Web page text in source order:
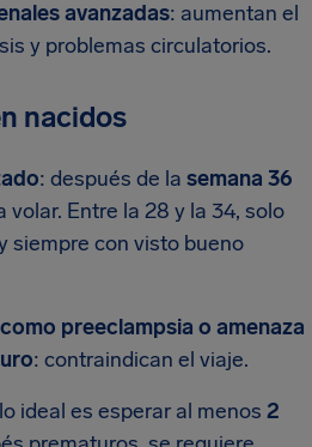
avanzadas: aumentan el
y problemas circulatorios.
nacidos
: después de la semana 36
volar. Entre la 28 y la 34, solo
siempre con visto bueno
preeclampsia o amenaza
: contraindican el viaje.
ideal es esperar al menos 2